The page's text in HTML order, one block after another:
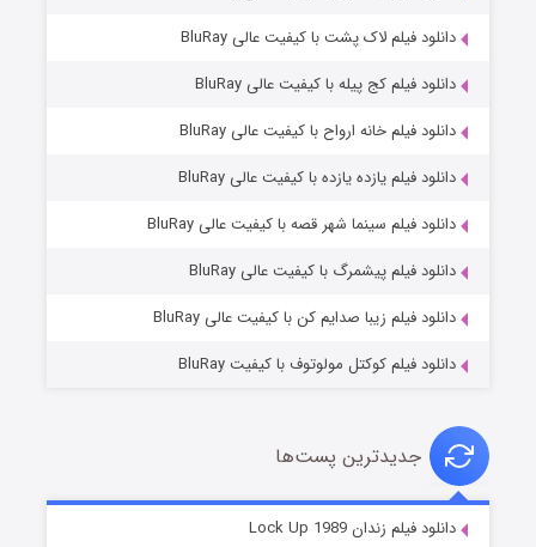
شوهر
دانلود فیلم لاک پشت با کیفیت عالی BluRay
دانلود فیلم کج‌ پیله با کیفیت عالی BluRay
دانلود فیلم خانه ارواح با کیفیت عالی BluRay
دانلود فیلم یازده یازده با کیفیت عالی BluRay
دانلود فیلم سینما شهر قصه با کیفیت عالی BluRay
دانلود فیلم پیشمرگ با کیفیت عالی BluRay
دانلود فیلم زیبا صدایم کن با کیفیت عالی BluRay
دانلود فیلم کوکتل مولوتوف با کیفیت BluRay
جدیدترین پست‌ها
دانلود فیلم زندان Lock Up 1989